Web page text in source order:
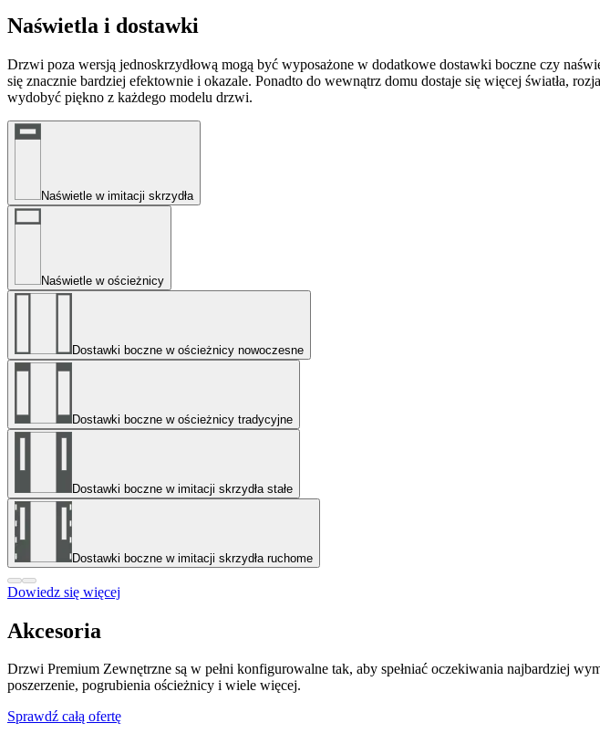
Naświetla i dostawki
Drzwi poza wersją jednoskrzydłową mogą być wyposażone w dodatkowe dostawki boczne czy
się znacznie bardziej efektownie i okazale. Ponadto do wewnątrz domu dostaje się więcej światła,
wydobyć piękno z każdego modelu drzwi.
Naświetle w imitacji skrzydła
Naświetle w ościeżnicy
Dostawki boczne w ościeżnicy nowoczesne
Dostawki boczne w ościeżnicy tradycyjne
Dostawki boczne w imitacji skrzydła stałe
Dostawki boczne w imitacji skrzydła ruchome
Dowiedz się więcej
Akcesoria
Drzwi Premium Zewnętrzne są w pełni konfigurowalne tak, aby spełniać oczekiwania najbardziej
poszerzenie, pogrubienia ościeżnicy i wiele więcej.
Sprawdź całą ofertę